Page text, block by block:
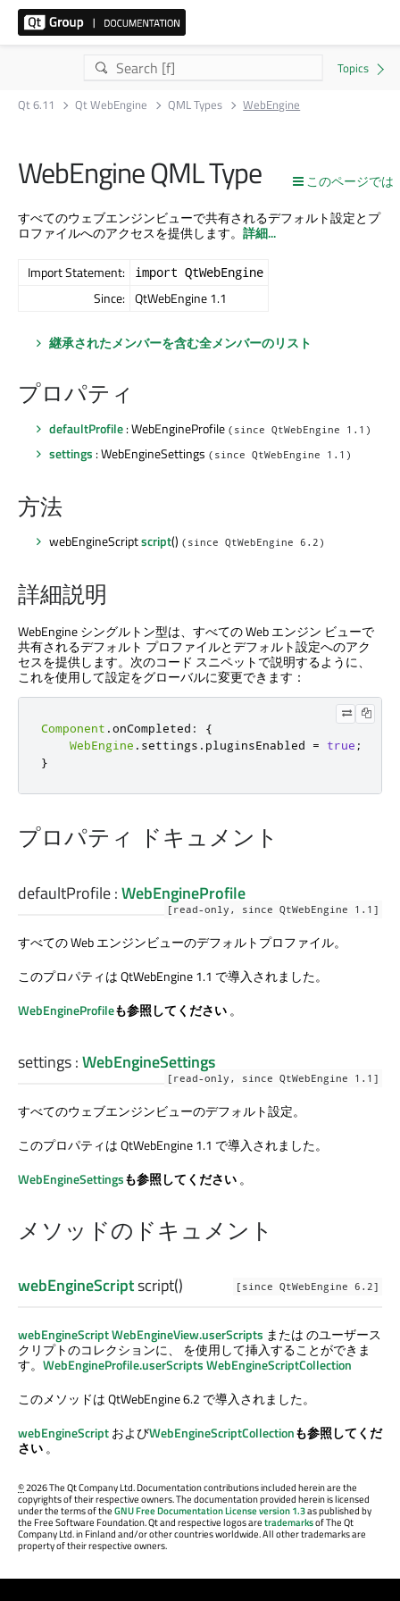
Qt 6.11 Qt WebEngine QML Types WebEngine
このページでは
WebEngine QML Type
すべてのウェブエンジンビューで共有されるデフォルト設定とプ
ロファイルへのアクセスを提供します。 詳細...
Import Statement: import QtWebEngine
Since: QtWebEngine 1.1
継承されたメンバーを含む全メンバーのリスト
プロパティ
defaultProfile: WebEngineProfile (since QtWebEngine 1.1)
settings : WebEngineSettings (since QtWebEngine 1.1)
方法
webEngineScriptscript() (since QtWebEngine 6.2)
詳細説明
WebEngine シングルトン型は、すべての Web エンジン ビューで
共有されるデフォルト プロファイルとデフォルト設定へのアク
セスを提供します。次のコード スニペットで説明するように、
これを使用して設定をグローバルに変更できます：
Component .onCompleted :
{
WebEngine . settings . pluginsEnabled = true ;
}
プロパティ ドキュメント
defaultProfile:WebEngineProfile
[read-only, since QtWebEngine 1.1]
すべての Web エンジンビューのデフォルトプロファイル。
このプロパティは QtWebEngine 1.1 で導入されました。
WebEngineProfileも参照してください。
settings:WebEngineSettings
[read-only, since QtWebEngine 1.1]
すべてのウェブエンジンビューのデフォルト設定。
このプロパティは QtWebEngine 1.1 で導入されました。
WebEngineSettingsも参照してください。
メソッドのドキュメント
[since QtWebEngine 6.2]
webEngineScriptscript()
webEngineScriptWebEngineView.userScripts または のユーザース
クリプトのコレクションに、 を使用して挿入することができま
す。 WebEngineProfile.userScriptsWebEngineScriptCollection
このメソッドは QtWebEngine 6.2 で導入されました。
webEngineScriptおよびWebEngineScriptCollectionも参照してくだ
さい。
©2026 The Qt Company Ltd. Documentation contributions included herein are the
copyrights of their respective owners. The documentation provided herein is licensed
under the terms of theGNU Free Documentation License version 1.3as published by
the Free Software Foundation. Qt and respective logos aretrademarksof The Qt
Company Ltd. in Finland and/or other countries worldwide. All other trademarks are
property of their respective owners.